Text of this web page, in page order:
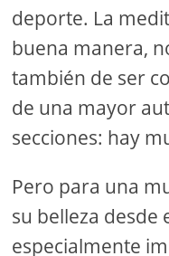
deporte. La
buena manera,
también de ser
de una mayor
secciones: hay
Pero para una
su belleza desde
especialmente